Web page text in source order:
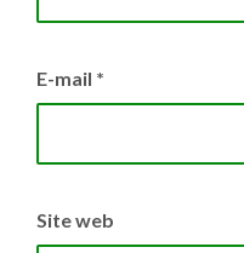
E-mail *
Site web